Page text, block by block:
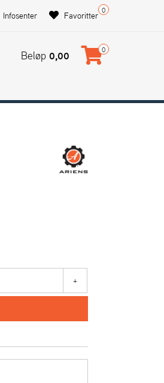
Infosenter 0
Favoritter
Beløp 0,00 0
+